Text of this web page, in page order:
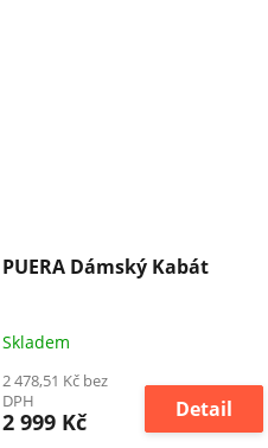
PUERA Dámský Kabát
Skladem
2 478,51 Kč bez
DPH
2 999 Kč Detail